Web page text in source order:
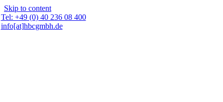
Skip to content
Tel: +49 (0) 40 236 08 400
info[at]hbcgmbh.de